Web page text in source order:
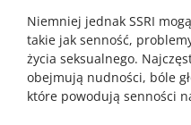
Niemniej jednak SSRI
takie jak senność,
życia seksualnego.
obejmują nudności, bóle
które powodują senności